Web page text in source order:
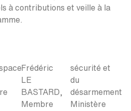
à contributions et veille à la
Frédéric
LE
BASTARD,
Membre
sécurité et
du
désarmement
Ministère